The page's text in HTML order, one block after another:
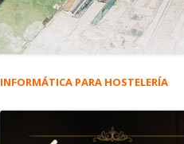
Barra
INFORMÁTICA PARA HOSTELERÍA